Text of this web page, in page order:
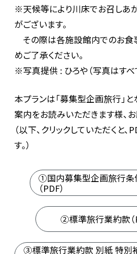
※天候等により川床でお召しあ
がございます。
その際は各施設館内でのお食
めご了承ください。
※写真提供 : ひろや（写真はすべ
本プランは「募集型企画旅行」と
案内をお読みいただきます様、
（以下、クリックしていただくと
す。）
①国内募集型企画旅行条
（PDF）
②標準旅行業約款（
③標準旅行業約款 別紙 特別